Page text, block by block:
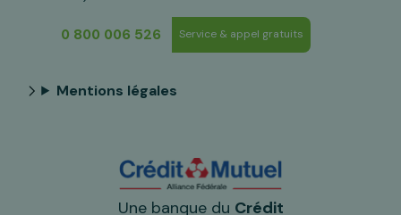
0 800 006 526 Service & appel gratuits
Mentions légales
Une banque du Crédit